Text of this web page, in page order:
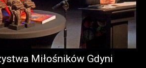
Miłośników Gdyni